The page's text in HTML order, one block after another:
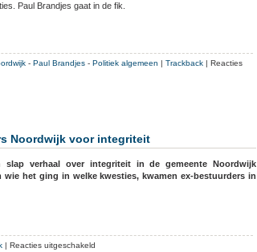
Paul Brandjes gaat in de fik.
- Paul Brandjes - Politiek algemeen Trackback
Reacties
Noordwijk voor integriteit
slap verhaal over integriteit in de gemeente Noordwijk
het ging in welke kwesties, kwamen ex-bestuurders in
| Reacties uitgeschakeld